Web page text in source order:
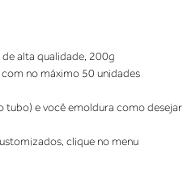
tubo) e você emoldura como desejar
clique no menu